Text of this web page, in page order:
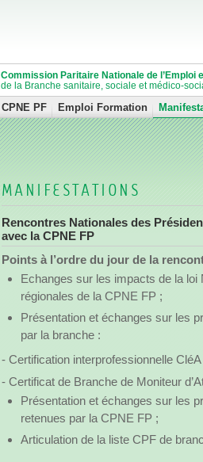
Commission Paritaire Nationale de l’Emploi
de la Branche sanitaire, sociale et médico-
CPNE PF Emploi Formation
MANIFESTATIONS
Rencontres Nationales des
avec la CPNE FP
Points à l’ordre du jour de la
Echanges sur les impacts de la
régionales de la CPNE FP ;
Présentation et échanges sur les
par la branche :
- Certification interprofessionnelle
- Certificat de Branche de Moniteur
Présentation et échanges sur les
retenues par la CPNE FP ;
Articulation de la liste CPF de